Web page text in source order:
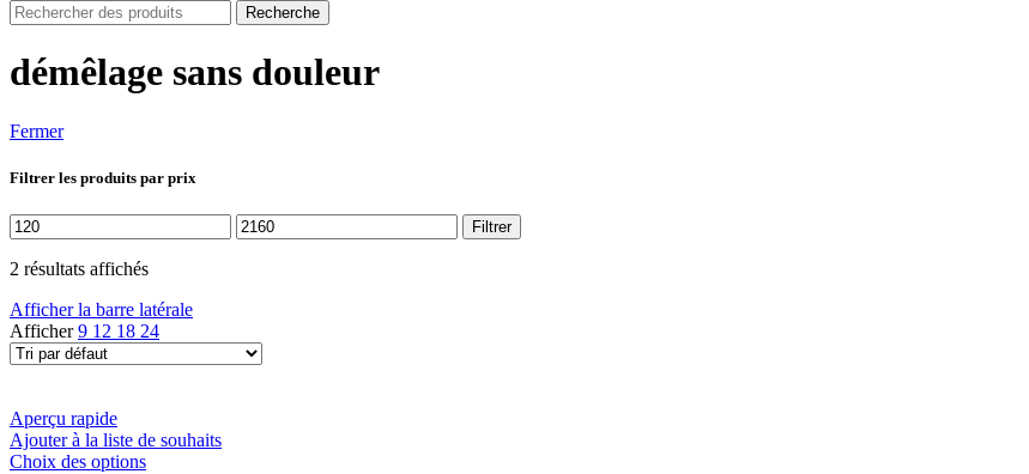
Recherche
démêlage sans douleur
Fermer
Filtrer les produits par prix
Prix
min
Prix
max
Filtrer
2 résultats affichés
Afficher la barre latérale
Afficher9 12 18 24
Aperçu rapide
Ajouter à la liste de souhaits
Choix des optionsCe